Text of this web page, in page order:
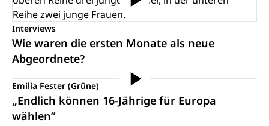
Interviews
Wie waren die ersten Monate als neue
Abgeordnete?
Emilia Fester (Grüne)
„Endlich können 16-Jährige für Europa
wählen”